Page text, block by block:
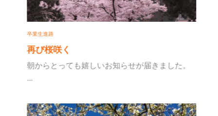
卒業生進路
再び桜咲く
朝からとっても嬉しいお知らせが届きました。
...